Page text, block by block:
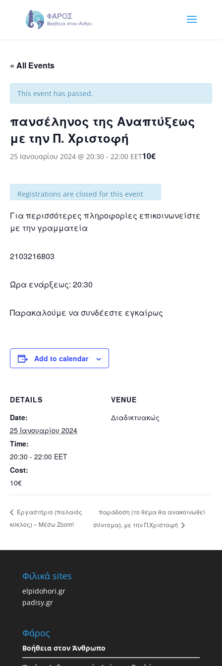
« All Events
This event has passed.
πανσέληνος της Αναπτύξεως
με την Π. Χριστοφή
25 Ιανουαρίου 2024 @ 20:30 - 22:00 EET10€
Registrations are closed for this event
Για περισσότερες πληροφορίες επικοινωνείστε
με την γραμματεία
2103216803
Ώρα ενάρξεως: 20:30
Παρακαλούμε να συνδέεστε εγκαίρως
Add to calendar
DETAILS
Date:
25 Ιανουαρίου 2024
Time:
20:30 - 22:00 EET
Cost:
10€
VENUE
Διαδικτυακώς
Εργαστήριο (παλαιός
κύκλος) – Μέσω Zoom!
παράδοση (το θέμα θα ανακοινωθεί
σύντομα), με την Π.Χριστοφή
Φιλικά sites
elpidohori.gr
padisy.gr
Φάρος
Βοήθεια στον Άνθρωπο